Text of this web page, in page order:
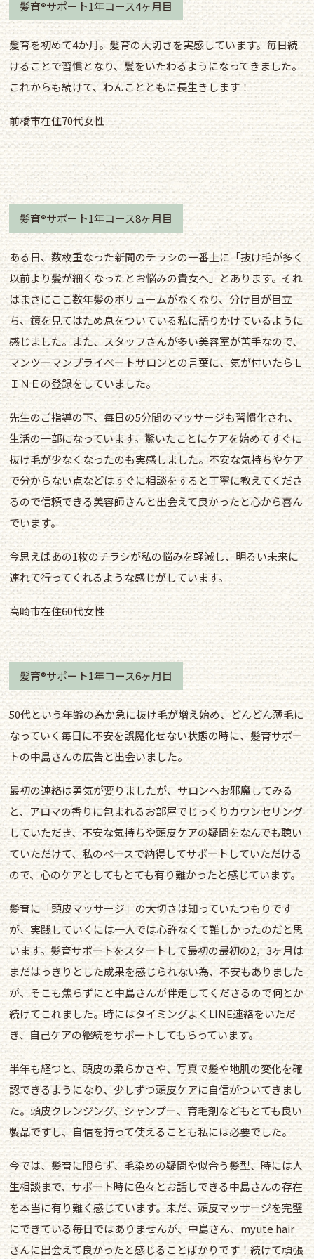
髪育®サポート1年コース4ヶ月目
髪育を初めて4か月。髪育の大切さを実感しています。毎日続
けることで習慣となり、髪をいたわるようになってきました。
これからも続けて、わんことともに長生きします！
前橋市在住70代女性
髪育®サポート1年コース8ヶ月目
ある日、数枚重なった新聞のチラシの一番上に「抜け毛が多く
以前より髪が細くなったとお悩みの貴女へ」とあります。それ
はまさにここ数年髪のボリュームがなくなり、分け目が目立
ち、鏡を見てはため息をついている私に語りかけているように
感じました。また、スタッフさんが多い美容室が苦手なので、
マンツーマンプライベートサロンとの言葉に、気が付いたらＬ
ＩＮＥの登録をしていました。
先生のご指導の下、毎日の5分間のマッサージも習慣化され、
生活の一部になっています。驚いたことにケアを始めてすぐに
抜け毛が少なくなったのも実感しました。不安な気持ちやケア
で分からない点などはすぐに相談をすると丁寧に教えてくださ
るので信頼できる美容師さんと出会えて良かったと心から喜ん
でいます。
今思えばあの1枚のチラシが私の悩みを軽減し、明るい未来に
連れて行ってくれるような感じがしています。
高崎市在住60代女性
髪育®サポート1年コース6ヶ月目
50代という年齢の為か急に抜け毛が増え始め、どんどん薄毛に
なっていく毎日に不安を誤魔化せない状態の時に、髪育サポー
トの中島さんの広告と出会いました。
最初の連絡は勇気が要りましたが、サロンへお邪魔してみる
と、アロマの香りに包まれるお部屋でじっくりカウンセリング
していただき、不安な気持ちや頭皮ケアの疑問をなんでも聴い
ていただけて、私のペースで納得してサポートしていただける
ので、心のケアとしてもとても有り難かったと感じています。
髪育に「頭皮マッサージ」の大切さは知っていたつもりです
が、実践していくには一人では心許なくて難しかったのだと思
います。髪育サポートをスタートして最初の最初の2，3ヶ月は
まだはっきりとした成果を感じられない為、不安もありました
が、そこも焦らずにと中島さんが伴走してくださるので何とか
続けてこれました。時にはタイミングよくLINE連絡をいただ
き、自己ケアの継続をサポートしてもらっています。
半年も経つと、頭皮の柔らかさや、写真で髪や地肌の変化を確
認できるようになり、少しずつ頭皮ケアに自信がついてきまし
た。頭皮クレンジング、シャンプー、育毛剤などもとても良い
製品ですし、自信を持って使えることも私には必要でした。
今では、髪育に限らず、毛染めの疑問や似合う髪型、時には人
生相談まで、サポート時に色々とお話しできる中島さんの存在
を本当に有り難く感じています。未だ、頭皮マッサージを完璧
にできている毎日ではありませんが、中島さん、myute hair
さんに出会えて良かったと感じることばかりです！続けて頑張